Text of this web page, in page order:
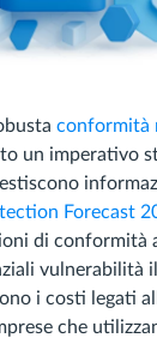
conformità
un imperativo
Forecast
di conformità
vulnerabilità
i costi legati
che